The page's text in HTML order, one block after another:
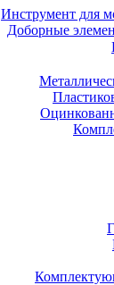
Инструмент для
Доборные